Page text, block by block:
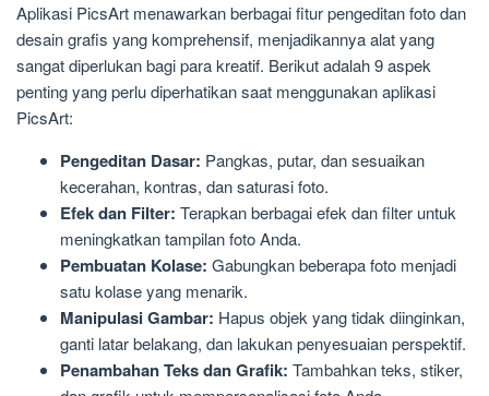
Aplikasi PicsArt menawarkan berbagai fitur pengeditan foto dan
desain grafis yang komprehensif, menjadikannya alat yang
sangat diperlukan bagi para kreatif. Berikut adalah 9 aspek
penting yang perlu diperhatikan saat menggunakan aplikasi
PicsArt:
Pengeditan Dasar: Pangkas, putar, dan sesuaikan
kecerahan, kontras, dan saturasi foto.
Efek dan Filter: Terapkan berbagai efek dan filter untuk
meningkatkan tampilan foto Anda.
Pembuatan Kolase: Gabungkan beberapa foto menjadi
satu kolase yang menarik.
Manipulasi Gambar: Hapus objek yang tidak diinginkan,
ganti latar belakang, dan lakukan penyesuaian perspektif.
Penambahan Teks dan Grafik: Tambahkan teks, stiker,